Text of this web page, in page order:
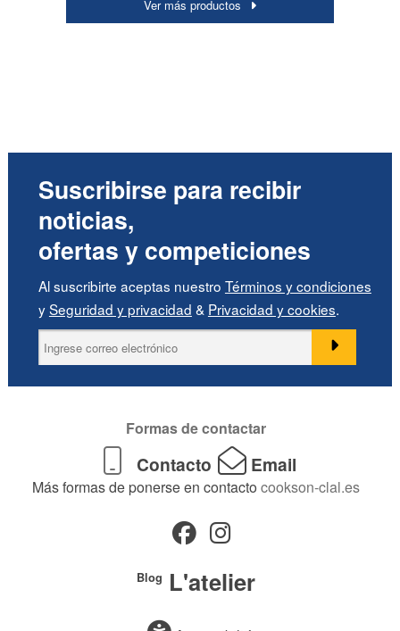
Ver más productos
Suscribirse para recibir
noticias,
ofertas y competiciones
Al suscribirte aceptas nuestro Términos y condiciones
ySeguridad y privacidad & Privacidad y cookies.
Formas de contactar
Contacto Email
Más formas de ponerse en contacto cookson-clal.es
Blog L'atelier